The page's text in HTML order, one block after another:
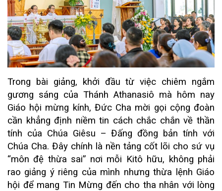
Trong bài giảng, khởi đầu từ việc chiêm ngắm
gương sáng của Thánh Athanasiô mà hôm nay
Giáo hội mừng kính, Đức Cha mời gọi cộng đoàn
cần khẳng định niềm tin cách chắc chắn về thần
tính của Chúa Giêsu – Đấng đồng bản tính với
Chúa Cha. Đây chính là nền tảng cốt lõi cho sứ vụ
“môn đệ thừa sai” nơi mỗi Kitô hữu, không phải
rao giảng ý riêng của mình nhưng thừa lệnh Giáo
hội để mang Tin Mừng đến cho tha nhân với lòng